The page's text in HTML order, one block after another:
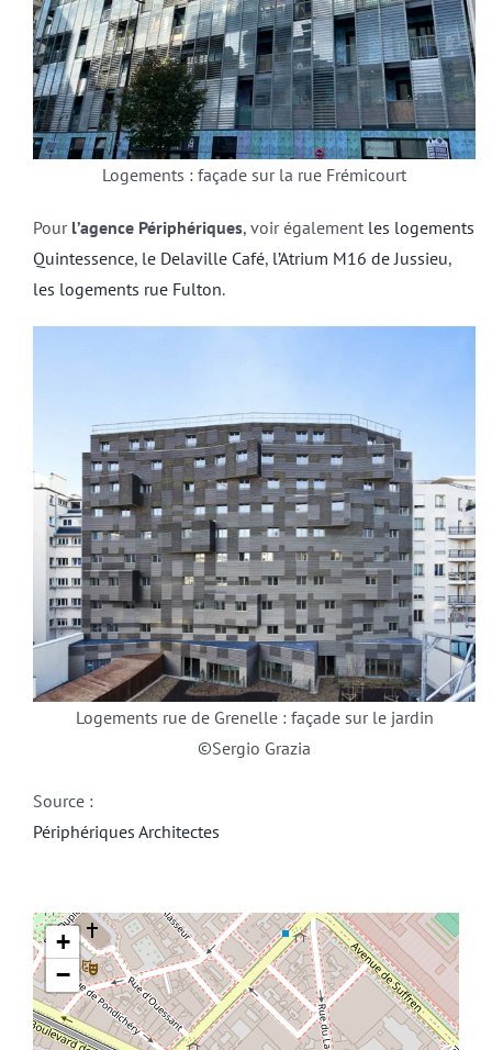
Logements : façade sur la rue Frémicourt
Pour l’agence Périphériques, voir également les logements
Quintessence, le Delaville Café, l’Atrium M16 de Jussieu,
les logements rue Fulton.
Logements rue de Grenelle : façade sur le jardin
©Sergio Grazia
Source :
Périphériques Architectes
+
−